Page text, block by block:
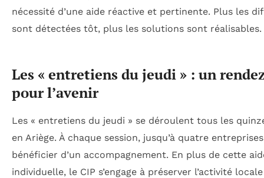
nécessité d’une aide réactive et pertinente. Plus les
sont détectées tôt, plus les solutions sont réalisables.
Les « entretiens du jeudi » : un
pour l’avenir
Les « entretiens du jeudi » se déroulent tous les
en Ariège. À chaque session, jusqu’à quatre
bénéficier d’un accompagnement. En plus de cette
individuelle, le CIP s’engage à préserver l’activité